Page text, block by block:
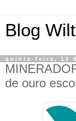
Blog
quinta-feira, 13
de ouro